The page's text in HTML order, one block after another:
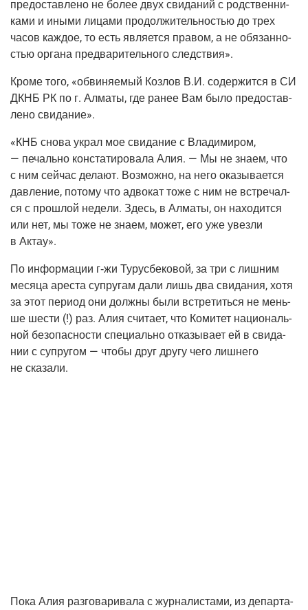
предо­став­ле­но не более двух сви­да­ний с род­ствен­ни­
ка­ми и ины­ми лица­ми про­дол­жи­тель­но­стью до трех
часов каж­дое, то есть явля­ет­ся пра­вом, а не обя­зан­но­
стью орга­на пред­ва­ри­тель­но­го следствия».
Кро­ме того, «обви­ня­е­мый Коз­лов В.И. содер­жит­ся в СИ
ДКНБ РК по г. Алма­ты, где ранее Вам было предо­став­
ле­но свидание».
«КНБ сно­ва украл мое сви­да­ние с Вла­ди­ми­ром,
— печаль­но кон­ста­ти­ро­ва­ла Алия. — Мы не зна­ем, что
с ним сей­час дела­ют. Воз­мож­но, на него ока­зы­ва­ет­ся
дав­ле­ние, пото­му что адво­кат тоже с ним не встре­чал­
ся с про­шлой неде­ли. Здесь, в Алма­ты, он нахо­дит­ся
или нет, мы тоже не зна­ем, может, его уже увез­ли
в Актау».
По инфор­ма­ции г‑жи Туру­с­бе­ко­вой, за три с лиш­ним
меся­ца аре­ста супру­гам дали лишь два сви­да­ния, хотя
за этот пери­од они долж­ны были встре­тить­ся не мень­
ше шести (!) раз. Алия счи­та­ет, что Коми­тет наци­о­наль­
ной без­опас­но­сти спе­ци­аль­но отка­зы­ва­ет ей в сви­да­
нии с супру­гом — что­бы друг дру­гу чего лиш­не­го
не сказали.
Пока Алия раз­го­ва­ри­ва­ла с жур­на­ли­ста­ми, из депар­та­